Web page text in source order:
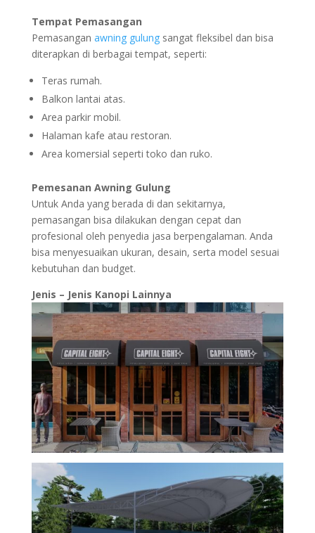
Tempat Pemasangan
Pemasangan awning gulungsangat fleksibel dan bisa
diterapkan di berbagai tempat, seperti:
Teras rumah.
Balkon lantai atas.
Area parkir mobil.
Halaman kafe atau restoran.
Area komersial seperti toko dan ruko.
Pemesanan Awning Gulung
Untuk Anda yang berada di dan sekitarnya,
pemasangan bisa dilakukan dengan cepat dan
profesional oleh penyedia jasa berpengalaman. Anda
bisa menyesuaikan ukuran, desain, serta model sesuai
kebutuhan dan budget.
Jenis – Jenis Kanopi Lainnya